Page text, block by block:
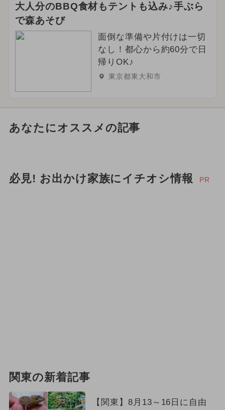
大人分のBBQ食材もテントも込み♪手ぶら
で森あそび
面倒な準備や片付けは一切
なし！都心から約60分で日
帰りOK♪
東京都東大和市
あなたにオススメの記事
必見! お出かけ家族にイチオシ情報 PR
関東の新着記事
【関東】8月13～16日に自由